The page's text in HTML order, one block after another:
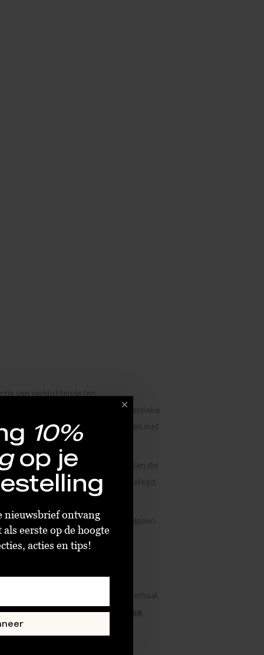
van verbluffende (en
neem ik!" We bieden nogal wat klassieke
Deze zijn weer goed te combineren met
gevoel zien met shiny oorbellen die
passen. Van oorbellen ingelegd
avontuur, dagelijkse boodschappen
of een chiqueblouse
nu gaat om hun achterliggend verhaal
Nina,Betty Bogaers,Bobby Rose
10%
op je
nieuwsbrief ontvang
eerste op de hoogte
acties en tips!